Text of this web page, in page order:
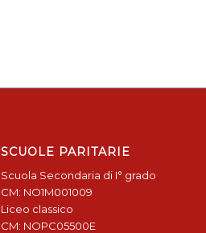
SCUOLE PARITARIE
Scuola Secondaria di I° grado
CM: NO1M001009
Liceo classico
CM: NOPC05500E